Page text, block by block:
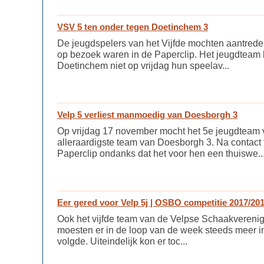
VSV 5 ten onder tegen Doetinchem 3
De jeugdspelers van het Vijfde mochten
op bezoek waren in de Paperclip. Het
Doetinchem niet op vrijdag hun speelav...
Velp 5 verliest manmoedig van Doesborgh 3
Op vrijdag 17 november mocht het 5e
alleraardigste team van Doesborgh 3. Na
Paperclip ondanks dat het voor hen een
Eer gered voor Velp 5j | OSBO competitie 2017/
Ook het vijfde team van de Velpse
moesten er in de loop van de week steeds meer
volgde. Uiteindelijk kon er toc...